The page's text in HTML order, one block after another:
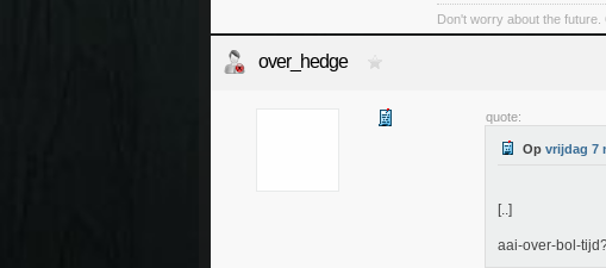
Don't worry about the
over_hedge
quote:
Op vrijdag 7
[..]
aai-over-bol-